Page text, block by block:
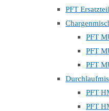
PFT
PFT
PFT
PFT
PFT
PFT